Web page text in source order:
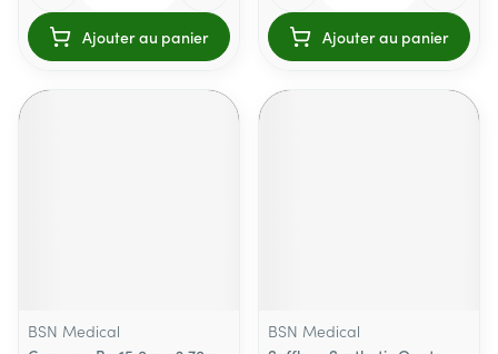
Ajouter au panier Ajouter au panier
BSN Medical
BSN Medical